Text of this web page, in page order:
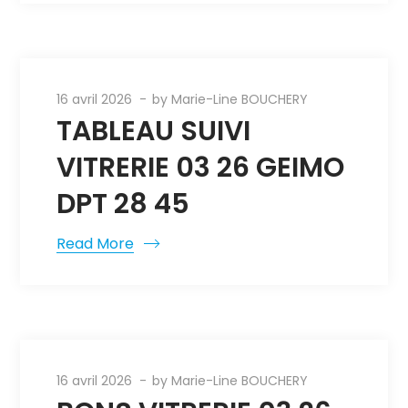
16 avril 2026 byMarie-Line BOUCHERY
TABLEAU SUIVI
VITRERIE 03 26 GEIMO
DPT 28 45
Read More
16 avril 2026 byMarie-Line BOUCHERY